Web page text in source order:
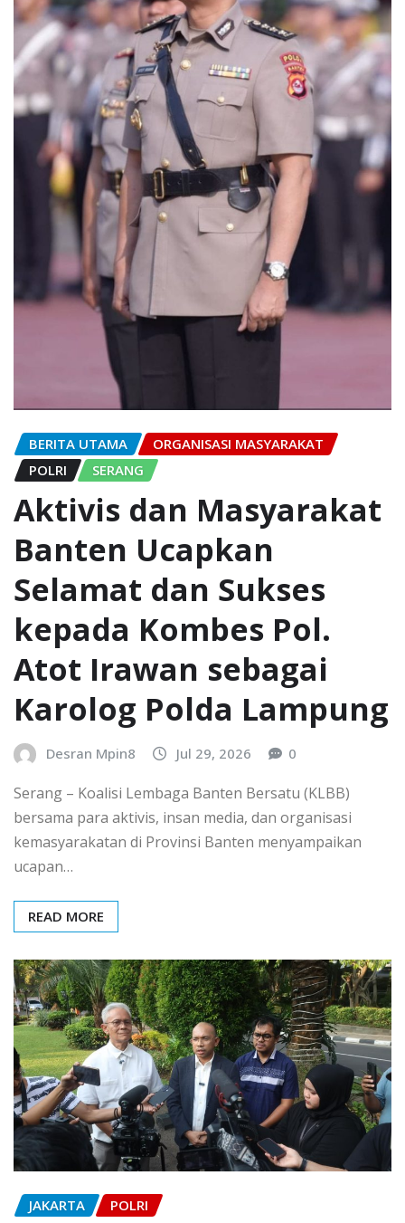
BERITA UTAMA
ORGANISASI MASYARAKAT
POLRI
SERANG
Aktivis dan Masyarakat
Banten Ucapkan
Selamat dan Sukses
kepada Kombes Pol.
Atot Irawan sebagai
Karolog Polda Lampung
Desran Mpin8 Jul 29, 2026 0
Serang – Koalisi Lembaga Banten Bersatu (KLBB)
bersama para aktivis, insan media, dan organisasi
kemasyarakatan di Provinsi Banten menyampaikan
ucapan…
READ MORE
JAKARTA POLRI